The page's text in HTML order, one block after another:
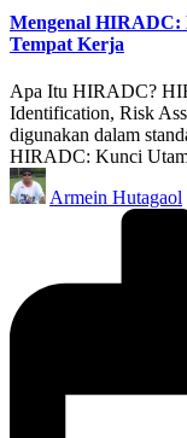
Mengenal HIRADC:
Tempat Kerja
Apa Itu HIRADC?
Identification, Risk
digunakan dalam
HIRADC: Kunci
Posted
by
Armein Hutagaol